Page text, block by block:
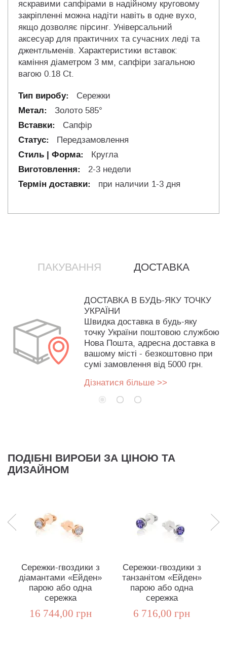
яскравими сапфірами в надійному круговому
закріпленні можна надіти навіть в одне вухо,
якщо дозволяє пірсинг. Універсальний
аксесуар для практичних та сучасних леді та
джентльменів. Характеристики вставок:
каміння діаметром 3 мм, сапфіри загальною
вагою 0.18 Ct.
Сережки
Золото 585°
Сапфір
Передзамовлення
Кругла
2-3 недели
при наличии 1-3 дня
ПАКУВАННЯ ДОСТАВКА
ДОСТАВКА В БУДЬ-ЯКУ ТОЧКУ
УКРАЇНИ
Швидка доставка в будь-яку
точку України поштовою службою
Нова Пошта, адресна доставка в
вашому місті - безкоштовно при
сумі замовлення від 5000 грн.
Дізнатися більше >>
ПОДІБНІ ВИРОБИ ЗА ЦІНОЮ ТА
ДИЗАЙНОМ
Сережки-гвоздики з
діамантами «Ейден»
парою або одна
сережка
16 744,00 грн
Сережки-гвоздики з
танзанітом «Ейден»
парою або одна
сережка
6 716,00 грн